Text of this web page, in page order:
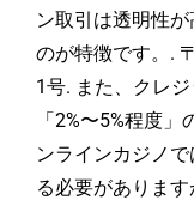
ン取引は透明性
のが特徴です。.
1号. また、クレ
「2%〜5%程度
ンラインカジノ
る必要がありま